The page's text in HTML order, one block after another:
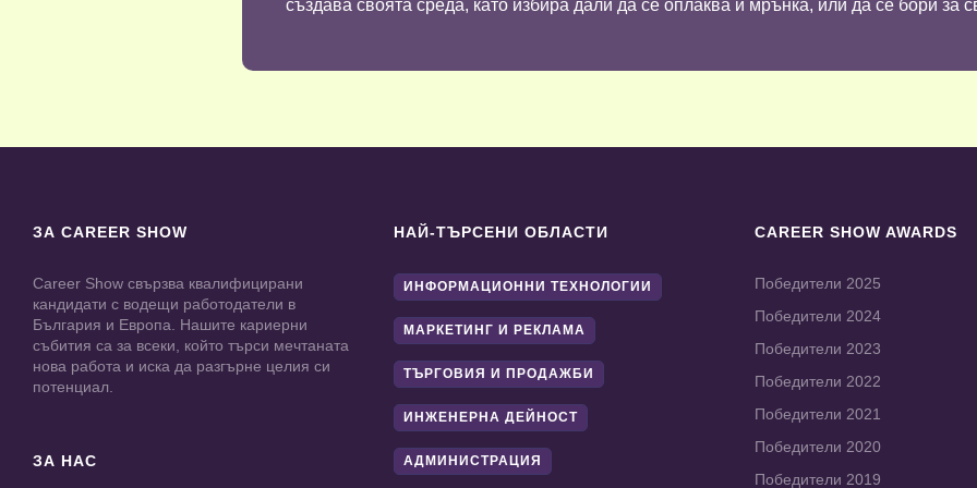
създава своята среда, като избира дали да се оплаква и мрънка, или да се бори за
ЗА CAREER SHOW
Career Show свързва квалифицирани
кандидати с водещи работодатели в
България и Европа. Нашите кариерни
събития са за всеки, който търси мечтаната
нова работа и иска да разгърне целия си
потенциал.
ЗА НАС
НАЙ-ТЪРСЕНИ ОБЛАСТИ
ИНФОРМАЦИОННИ ТЕХНОЛОГИИ
МАРКЕТИНГ И РЕКЛАМА
ТЪРГОВИЯ И ПРОДАЖБИ
ИНЖЕНЕРНА ДЕЙНОСТ
АДМИНИСТРАЦИЯ
CAREER SHOW AWARDS
Победители 2025
Победители 2024
Победители 2023
Победители 2022
Победители 2021
Победители 2020
Победители 2019